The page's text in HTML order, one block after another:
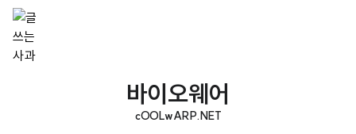
바이오웨어
cOOLwARP.NET